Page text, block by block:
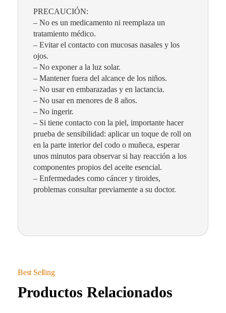
PRECAUCIÓN:
– No es un medicamento ni reemplaza un
tratamiento médico.
– Evitar el contacto con mucosas nasales y los
ojos.
– No exponer a la luz solar.
– Mantener fuera del alcance de los niños.
– No usar en embarazadas y en lactancia.
– No usar en menores de 8 años.
– No ingerir.
– Si tiene contacto con la piel, importante hacer
prueba de sensibilidad: aplicar un toque de roll on
en la parte interior del codo o muñeca, esperar
unos minutos para observar si hay reacción a los
componentes propios del aceite esencial.
– Enfermedades como cáncer y tiroides,
problemas consultar previamente a su doctor.
Productos Relacionados